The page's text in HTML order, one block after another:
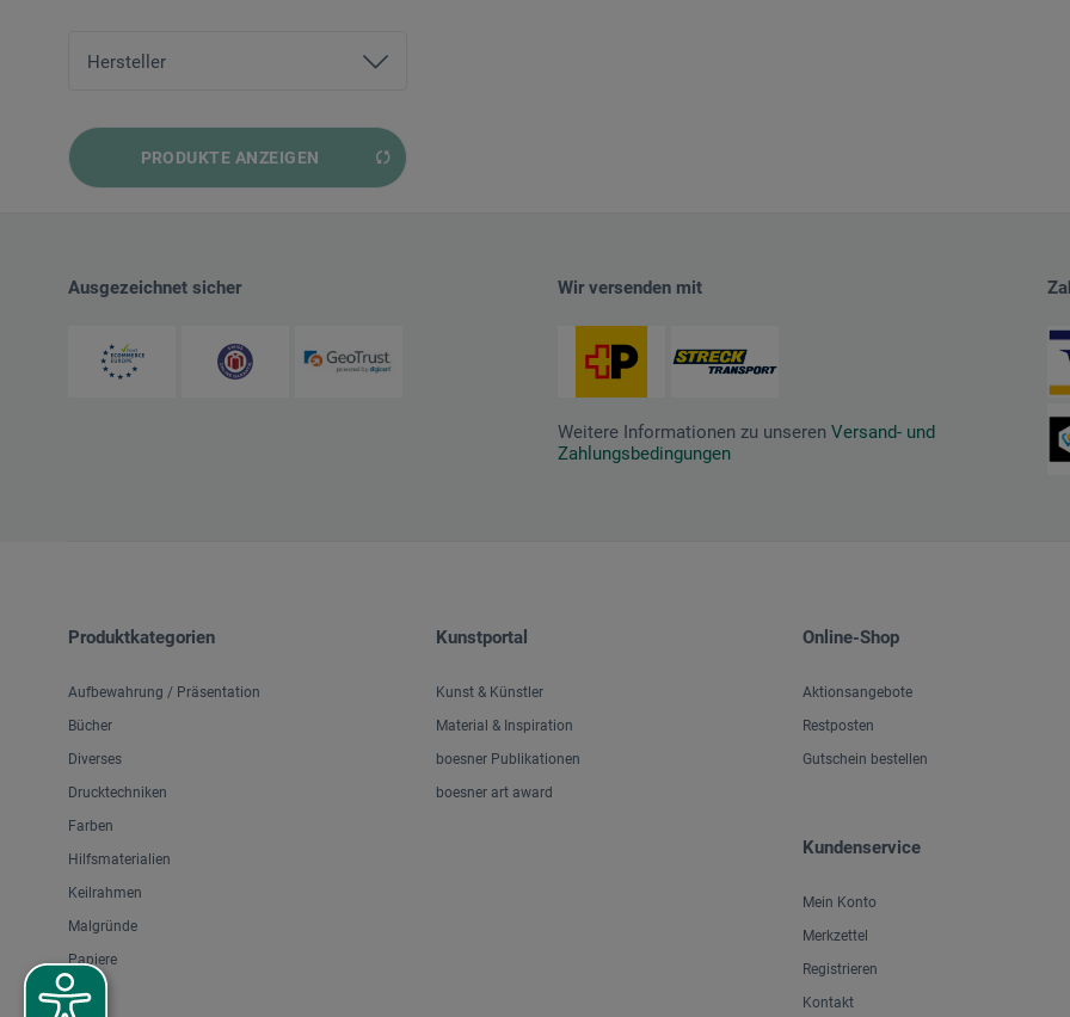
Hersteller
PRODUKTE ANZEIGEN
Ausgezeichnet sicher Wir versenden mit
Weitere Informationen zu unseren Versand- und
Zahlungsbedingungen
Produktkategorien
Aufbewahrung / Präsentation
Bücher
Diverses
Drucktechniken
Farben
Hilfsmaterialien
Keilrahmen
Malgründe
Papiere
Pinsel
Kunstportal
Kunst & Künstler
Material & Inspiration
boesner Publikationen
boesner art award
Online-Shop
Aktionsangebote
Restposten
Gutschein bestellen
Kundenservice
Mein Konto
Merkzettel
Registrieren
Kontakt